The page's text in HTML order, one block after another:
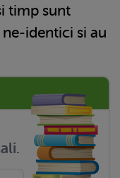
timp sunt
identici si au